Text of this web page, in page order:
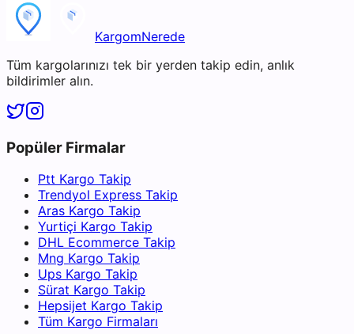
KargomNerede
Tüm kargolarınızı tek bir yerden takip edin, anlık
bildirimler alın.
Popüler Firmalar
Ptt Kargo Takip
Trendyol Express Takip
Aras Kargo Takip
Yurtiçi Kargo Takip
DHL Ecommerce Takip
Mng Kargo Takip
Ups Kargo Takip
Sürat Kargo Takip
Hepsijet Kargo Takip
Tüm Kargo Firmaları